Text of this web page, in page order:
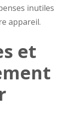
inutiles
appareil.
et